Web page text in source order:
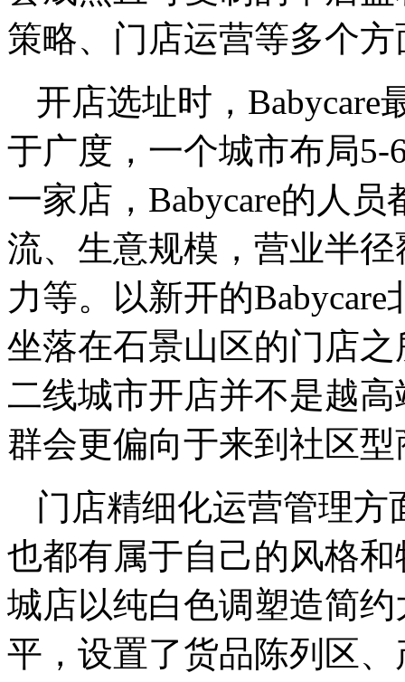
策略、门店运营等多个方
开店选址时，
于广度，一个城市布局
一家店，Babycare的人
流、生意规模，营业半
力等。以新开的
坐落在石景山区的门店
二线城市开店并不是越高
群会更偏向于来到社区
门店精细化运营管理方
也都有属于自己的风格和
城店以纯白色调塑造简
平，设置了货品陈列区